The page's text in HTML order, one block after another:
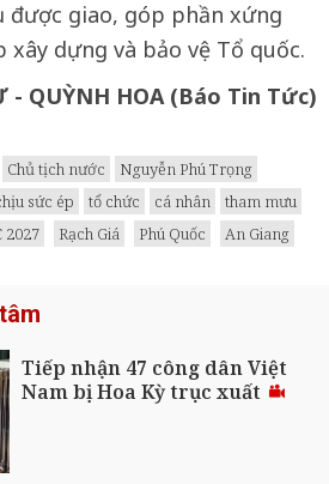
giao, góp phần xứng
xây dựng và bảo vệ Tổ quốc.
- QUỲNH HOA (Báo Tin Tức)
Chủ tịch nước
Nguyễn Phú Trọng
sức ép tổ chức cá nhân
tham mưu
2027 Rạch Giá Phú Quốc
An Giang
Tiếp nhận 47 công dân Việt
Nam bị Hoa Kỳ trục xuất